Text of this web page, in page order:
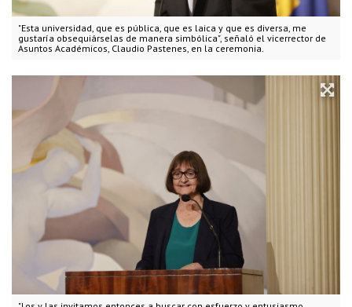
"Esta universidad, que es pública, que es laica y que es diversa, me
gustaría obsequiárselas de manera simbólica", señaló el vicerrector de
Asuntos Académicos, Claudio Pastenes, en la ceremonia.